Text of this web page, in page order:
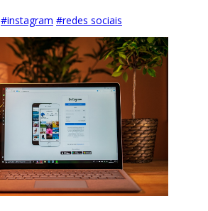
#instagram #redes sociais